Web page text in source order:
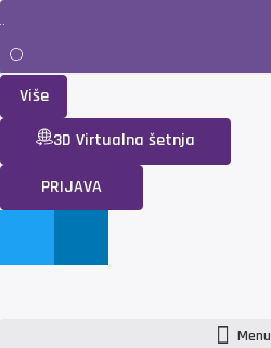
Više
3D Virtualna šetnja
PRIJAVA
Menu